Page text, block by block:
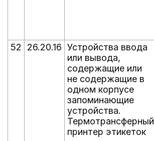
52
26.20.16 Устройства ввода
или вывода,
содержащие или
не содержащие в
одном корпусе
запоминающие
устройства.
Термотрансферный
принтер этикеток